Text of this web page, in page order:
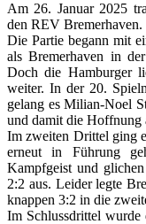
Am 26. Januar 2025
den REV Bremerhaven.
Die Partie begann mit
als Bremerhaven in
Doch die Hamburger
weiter. In der 20.
gelang es Milian-Noel
und damit die Hoffnung
Im zweiten Drittel ging
erneut in Führung
Kampfgeist und
2:2 aus. Leider legte
knappen 3:2 in die
Im Schlussdrittel